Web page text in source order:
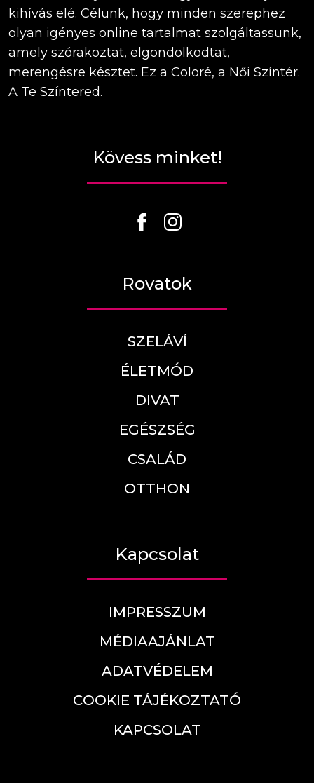
kihívás elé. Célunk, hogy minden szerephez
olyan igényes online tartalmat szolgáltassunk,
amely szórakoztat, elgondolkodtat,
merengésre késztet. Ez a Coloré, a Női Színtér.
A Te Színtered.
Kövess minket!
Rovatok
SZELÁVÍ
ÉLETMÓD
DIVAT
EGÉSZSÉG
CSALÁD
OTTHON
Kapcsolat
IMPRESSZUM
MÉDIAAJÁNLAT
ADATVÉDELEM
COOKIE TÁJÉKOZTATÓ
KAPCSOLAT